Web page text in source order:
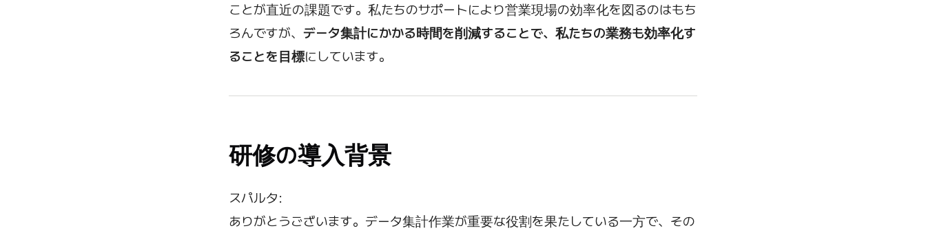
ことが直近の課題です。私たちのサポートにより営業現場の効率化を図るのはもち
ろんですが、 データ集計にかかる時間を削減することで、私たちの業務も効率化す
ることを目標にしています。
研修の導入背景
スパルタ:
ありがとうございます。データ集計作業が重要な役割を果たしている一方で、その